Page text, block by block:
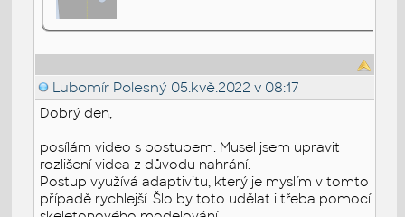
Lubomír Polesný 05.kvě.2022 v 08:17
Dobrý den,
posílám video s postupem. Musel jsem upravit
rozlišení videa z důvodu nahrání.
Postup využívá adaptivitu, který je myslím v tomto
případě rychlejší. Šlo by toto udělat i třeba pomocí